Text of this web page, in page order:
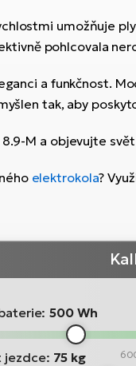
umožňuje
pohlcovala
a funkčnost.
tak, aby
M a objevujte
elektrokola?
500 Wh
jezdce: 75 kg